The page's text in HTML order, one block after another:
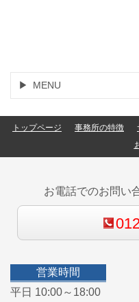
MENU
トップページ 事務所の特徴
お電話でのお問い
営業時間
平日 10:00～18:00